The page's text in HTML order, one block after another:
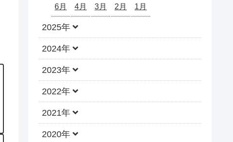
6月 4月 3月 2月 1月
2025年
2024年
2023年
2022年
2021年
2020年